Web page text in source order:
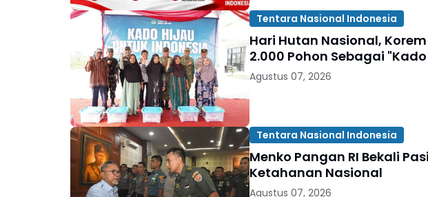
Tentara Nasional Indonesia
Hari Hutan Nasional,
2.000 Pohon Sebagai
Agustus 07, 2026
Tentara Nasional Indonesia
Menko Pangan RI Bekali
Ketahanan Nasional
Agustus 07, 2026